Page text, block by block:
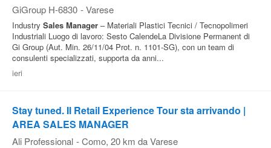
Area
Aziende
GiGroup H-6830 - Varese
Industry Sales Manager – Materiali Plastici Tecnici / Tecnopolimeri
Industriali Luogo di lavoro: Sesto CalendeLa Divisione Permanent di
Gi Group (Aut. Min. 26/11/04 Prot. n. 1101-SG), con un team di
consulenti specializzati, supporta da anni...
ieri
Stay tuned. Il Retail Experience Tour sta arrivando |
AREA SALES MANAGER
Ali Professional - Como, 20 km da Varese